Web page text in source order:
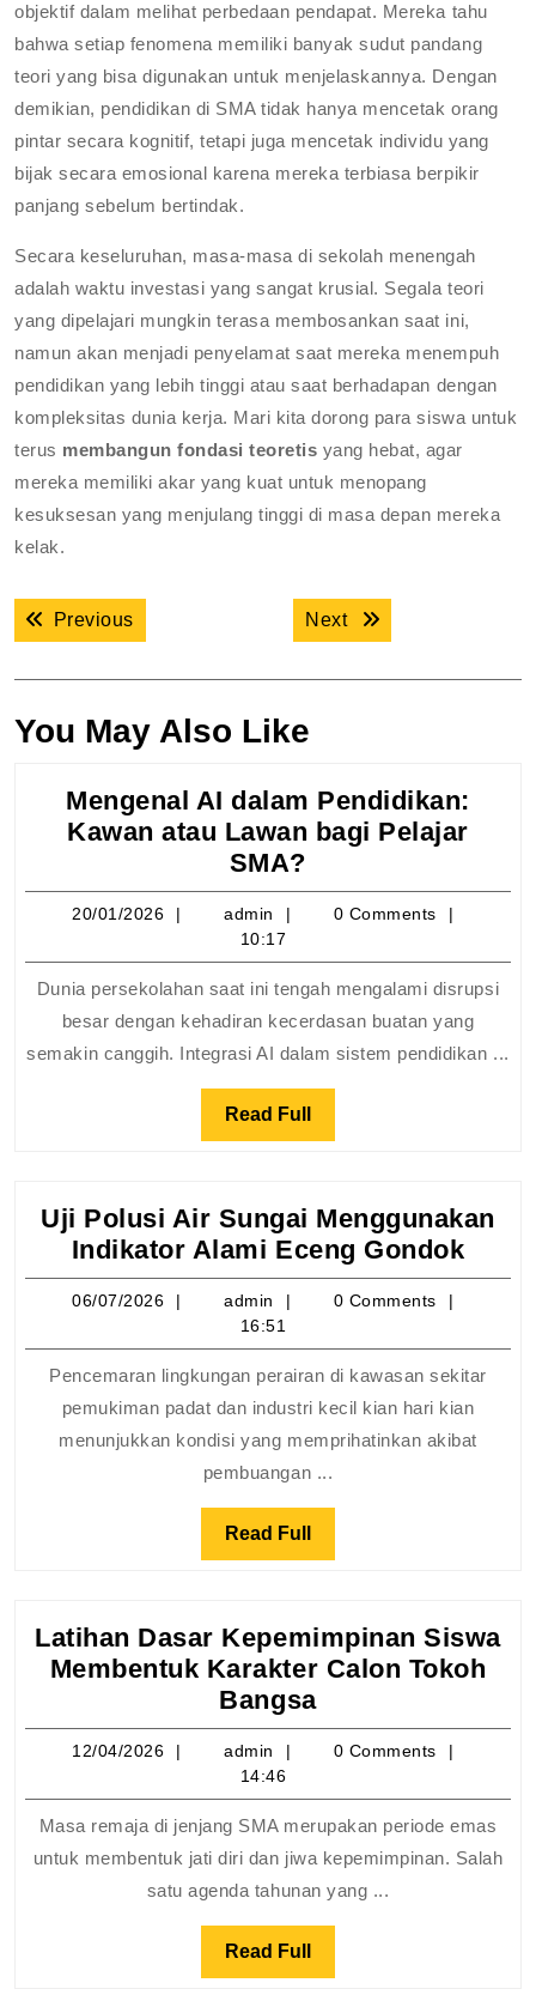
objektif dalam melihat perbedaan pendapat. Mereka tahu
bahwa setiap fenomena memiliki banyak sudut pandang
teori yang bisa digunakan untuk menjelaskannya. Dengan
demikian, pendidikan di SMA tidak hanya mencetak orang
pintar secara kognitif, tetapi juga mencetak individu yang
bijak secara emosional karena mereka terbiasa berpikir
panjang sebelum bertindak.
Secara keseluruhan, masa-masa di sekolah menengah
adalah waktu investasi yang sangat krusial. Segala teori
yang dipelajari mungkin terasa membosankan saat ini,
namun akan menjadi penyelamat saat mereka menempuh
pendidikan yang lebih tinggi atau saat berhadapan dengan
kompleksitas dunia kerja. Mari kita dorong para siswa untuk
terus membangun fondasi teoretis yang hebat, agar
mereka memiliki akar yang kuat untuk menopang
kesuksesan yang menjulang tinggi di masa depan mereka
kelak.
Navigasi
posPreviousPrevious post: Next Next post:
You May Also Like
Mengenal AI dalam Pendidikan:
Kawan atau Lawan bagi Pelajar
SMA?
AI
dalam
Pendidikan:
Kawan
atau
Lawan
Pelajar
SMA?
20/01/2026 20/01/2026
admin admin0 Comments
10:17
Dunia persekolahan saat ini tengah mengalami disrupsi
besar dengan kehadiran kecerdasan buatan yang
semakin canggih. Integrasi AI dalam sistem pendidikan ...
Read Full Read
Full
Uji Polusi Air Sungai Menggunakan
Indikator Alami Eceng GondokUji
06/07/2026 06/07/2026
admin admin0 Comments
16:51
Pencemaran lingkungan perairan di kawasan sekitar
pemukiman padat dan industri kecil kian hari kian
menunjukkan kondisi yang memprihatinkan akibat
pembuangan ...
Read Full Read
Full
Latihan Dasar Kepemimpinan Siswa
Membentuk Karakter Calon Tokoh
BangsaLatihan
Dasar
Kepemimpinan
Siswa
Membentuk
Karakter
Calon
12/04/2026 12/04/2026
admin admin0 Comments
14:46
Masa remaja di jenjang SMA merupakan periode emas
untuk membentuk jati diri dan jiwa kepemimpinan. Salah
satu agenda tahunan yang ...
Read Full Read
Full